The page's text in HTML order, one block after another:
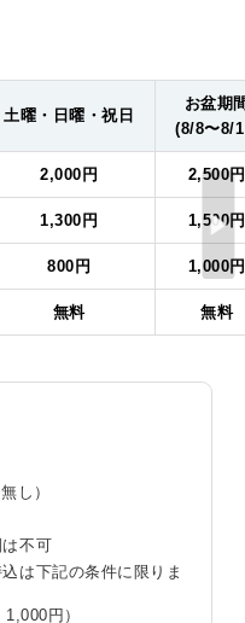
土曜・日曜・祝日
お盆期
(8/8〜8/
2,000円 2,500
1,300円 1,500
800円 1,000
無料 無料
し）
不可
は下記の条件に限りま
円）